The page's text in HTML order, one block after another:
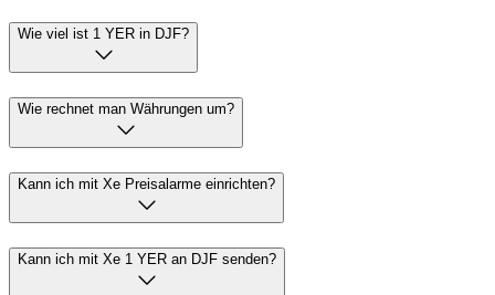
Wie viel ist 1 YER in DJF?
Wie rechnet man Währungen um?
Kann ich mit Xe Preisalarme einrichten?
Kann ich mit Xe 1 YER an DJF senden?